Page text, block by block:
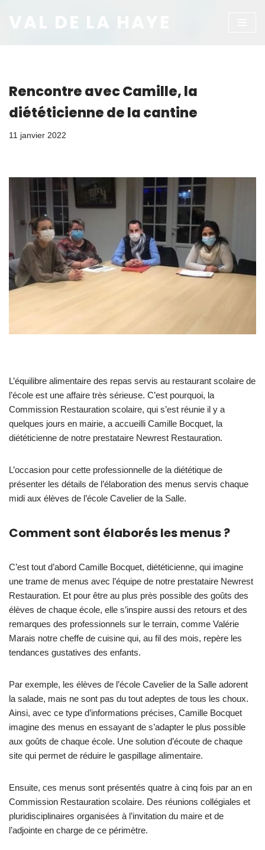
VAL DE LA HAYE
Rencontre avec Camille, la
diététicienne de la cantine
11 janvier 2022
L’équilibre alimentaire des repas servis au restaurant scolaire de
l’école est une affaire très sérieuse. C’est pourquoi, la
Commission Restauration scolaire, qui s’est réunie il y a
quelques jours en mairie, a accueilli Camille Bocquet, la
diététicienne de notre prestataire Newrest Restauration.
L’occasion pour cette professionnelle de la diététique de
présenter les détails de l’élaboration des menus servis chaque
midi aux élèves de l’école Cavelier de la Salle.
Comment sont élaborés les menus ?
C’est tout d’abord Camille Bocquet, diététicienne, qui imagine
une trame de menus avec l’équipe de notre prestataire Newrest
Restauration. Et pour être au plus près possible des goûts des
élèves de chaque école, elle s’inspire aussi des retours et des
remarques des professionnels sur le terrain, comme Valérie
Marais notre cheffe de cuisine qui, au fil des mois, repère les
tendances gustatives des enfants.
Par exemple, les élèves de l’école Cavelier de la Salle adorent
la salade, mais ne sont pas du tout adeptes de tous les choux.
Ainsi, avec ce type d’informations précises, Camille Bocquet
imagine des menus en essayant de s’adapter le plus possible
aux goûts de chaque école. Une solution d’écoute de chaque
site qui permet de réduire le gaspillage alimentaire.
Ensuite, ces menus sont présentés quatre à cinq fois par an en
Commission Restauration scolaire. Des réunions collégiales et
pluridisciplinaires organisées à l’invitation du maire et de
l’adjointe en charge de ce périmètre.